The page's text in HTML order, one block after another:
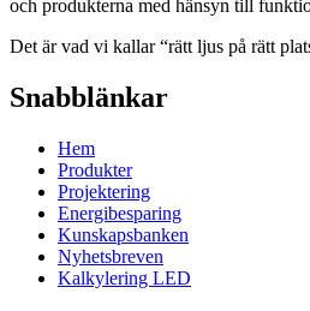
och produkterna med hänsyn till
Det är vad vi kallar “rätt ljus på rätt
Snabblänkar
Hem
Produkter
Projektering
Energibesparing
Kunskapsbanken
Nyhetsbreven
Kalkylering LED